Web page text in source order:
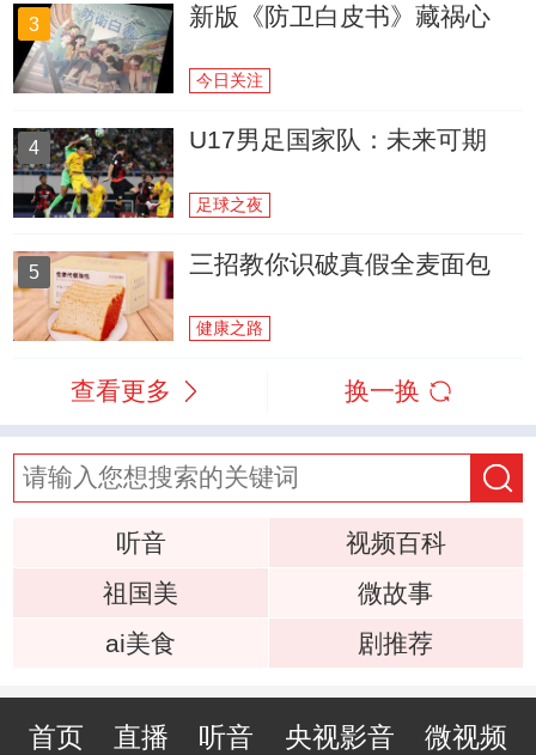
3 新版《防卫白皮书》藏祸心
今日关注
4 U17男足国家队：未来可期
足球之夜
5 三招教你识破真假全麦面包
健康之路
查看更多 换一换
听音
视频百科
祖国美
微故事
ai美食
剧推荐
首页 直播 听音 央视影音 微视频